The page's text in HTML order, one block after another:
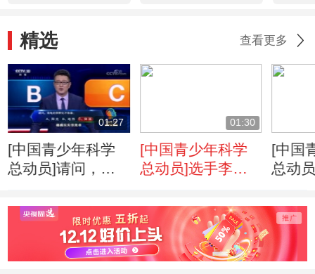
精选 查看更多
01:27
[中国青少年科学
总动员]请问，海
什么？
01:30
[中国青少年科学
总动员]选手李名
[中国
总动
确使
势